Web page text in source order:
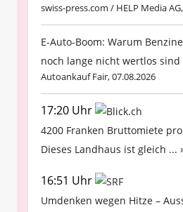
swiss-press.com / HELP Media
E-Auto-Boom: Warum
noch lange nicht wertlos sind
Autoankauf Fair, 07.08.2026
17:20 Uhr
4200 Franken Bruttomiete
Dieses Landhaus ist gleich ...
16:51 Uhr
Umdenken wegen Hitze –